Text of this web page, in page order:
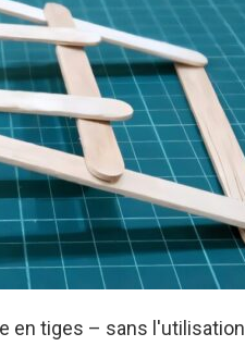
en tiges – sans l'utilisation